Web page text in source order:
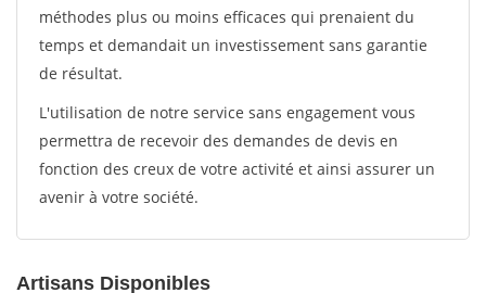
méthodes plus ou moins efficaces qui prenaient du
temps et demandait un investissement sans garantie
de résultat.
L'utilisation de notre service sans engagement vous
permettra de recevoir des demandes de devis en
fonction des creux de votre activité et ainsi assurer un
avenir à votre société.
Artisans Disponibles